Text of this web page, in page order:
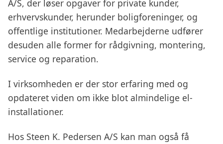
A/S, der løser opgaver for private kunder,
erhvervskunder, herunder boligforeninger, og
offentlige institutioner. Medarbejderne udfører
desuden alle former for rådgivning, montering,
service og reparation.
I virksomheden er der stor erfaring med og
opdateret viden om ikke blot almindelige el-
installationer.
Hos Steen K. Pedersen A/S kan man også få